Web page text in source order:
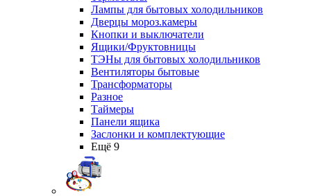
Лампы для бытовых холодильников
Дверцы мороз.камеры
Кнопки и выключатели
Ящики/Фруктовницы
ТЭНы для бытовых холодильников
Вентиляторы бытовые
Трансформаторы
Разное
Таймеры
Панели ящика
Заслонки и комплектующие
Ещё 9